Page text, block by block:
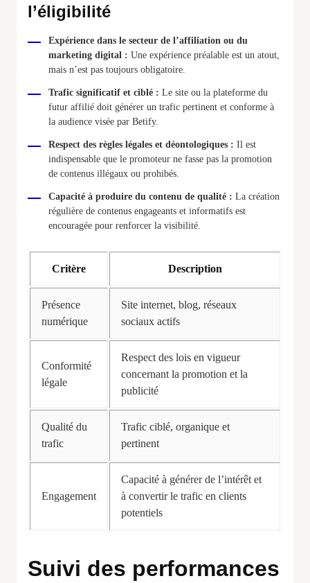
l’éligibilité
Expérience dans le secteur de l’affiliation ou du
marketing digital : Une expérience préalable est un atout,
mais n’est pas toujours obligatoire.
Trafic significatif et ciblé : Le site ou la plateforme du
futur affilié doit générer un trafic pertinent et conforme à
la audience visée par Betify.
Respect des règles légales et déontologiques : Il est
indispensable que le promoteur ne fasse pas la promotion
de contenus illégaux ou prohibés.
Capacité à produire du contenu de qualité : La création
régulière de contenus engageants et informatifs est
encouragée pour renforcer la visibilité.
Critère Description
Présence
numérique
Site internet, blog, réseaux
sociaux actifs
Conformité
légale
Respect des lois en vigueur
concernant la promotion et la
publicité
Qualité du
trafic
Trafic ciblé, organique et
pertinent
Engagement
Capacité à générer de l’intérêt et
à convertir le trafic en clients
potentiels
Suivi des performances